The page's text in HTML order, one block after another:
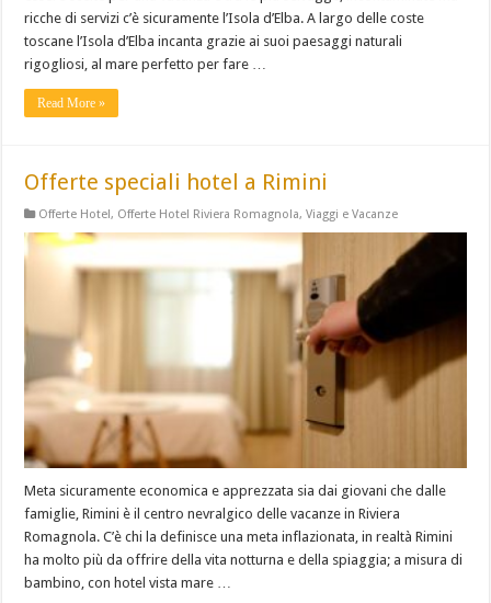
ricche di servizi c’è sicuramente l’Isola d’Elba. A largo delle coste
toscane l’Isola d’Elba incanta grazie ai suoi paesaggi naturali
rigogliosi, al mare perfetto per fare …
Read More »
Offerte speciali hotel a Rimini
Offerte Hotel, Offerte Hotel Riviera Romagnola,Viaggi e Vacanze
Meta sicuramente economica e apprezzata sia dai giovani che dalle
famiglie, Rimini è il centro nevralgico delle vacanze in Riviera
Romagnola. C’è chi la definisce una meta inflazionata, in realtà Rimini
ha molto più da offrire della vita notturna e della spiaggia; a misura di
bambino, con hotel vista mare …